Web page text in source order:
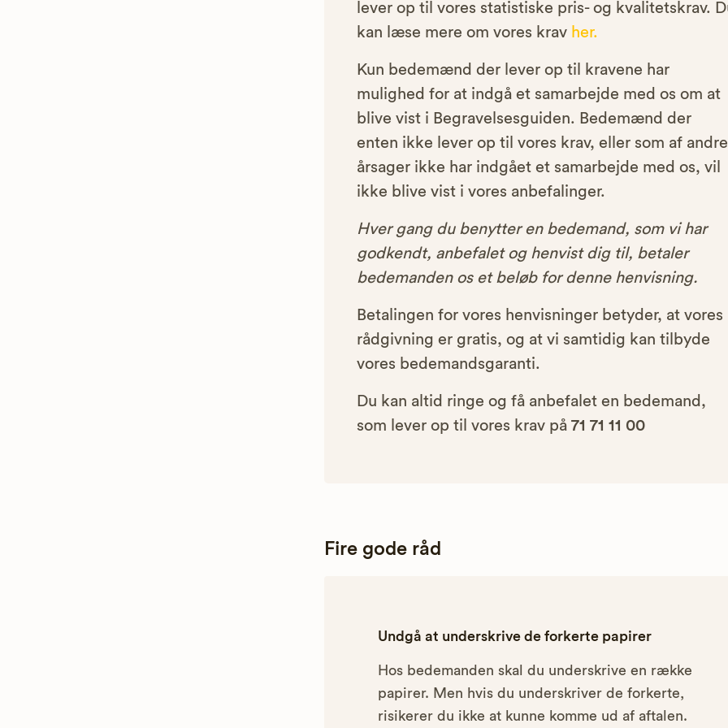
lever op til vores statistiske pris- og kvalitetskrav.
kan læse mere om vores krav her.
Kun bedemænd der lever op til kravene har
mulighed for at indgå et samarbejde med os om at
blive vist i Begravelsesguiden. Bedemænd der
enten ikke lever op til vores krav, eller som af andre
årsager ikke har indgået et samarbejde med os, vil
ikke blive vist i vores anbefalinger.
Hver gang du benytter en bedemand, som vi har
godkendt, anbefalet og henvist dig til, betaler
bedemanden os et beløb for denne henvisning.
Betalingen for vores henvisninger betyder, at vores
rådgivning er gratis, og at vi samtidig kan tilbyde
vores bedemandsgaranti.
Du kan altid ringe og få anbefalet en bedemand,
som lever op til vores krav på 71 71 11 00
Fire gode råd
Undgå at underskrive de forkerte papirer
Hos bedemanden skal du underskrive en række
papirer. Men hvis du underskriver de forkerte,
risikerer du ikke at kunne komme ud af aftalen.